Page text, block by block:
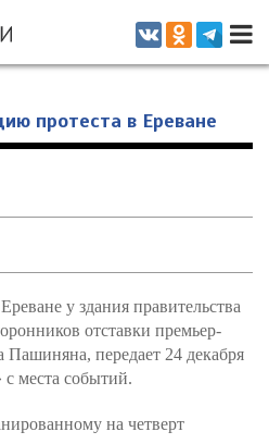
посвященное актуальным
пространстве
протеста в Ереване
у здания правительства
отставки премьер-
передает 24 декабря
с места событий.
на четверт